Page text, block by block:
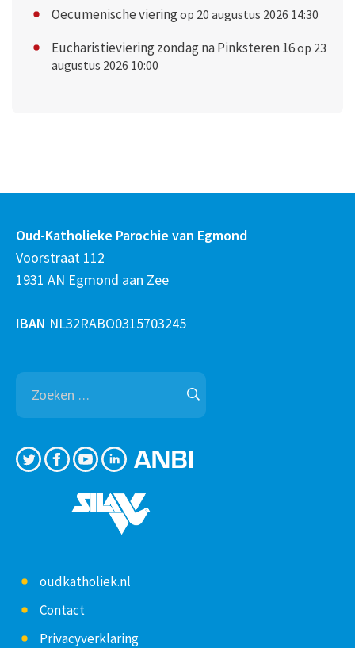
Oecumenische vieringop 20 augustus 2026 14:30
Eucharistieviering zondag na Pinksteren 16op 23
augustus 2026 10:00
Oud-Katholieke Parochie van Egmond
Voorstraat 112
1931 AN Egmond aan Zee
IBAN NL32RABO0315703245
Zoeken
naar:
oudkatholiek.nl
Contact
Privacyverklaring